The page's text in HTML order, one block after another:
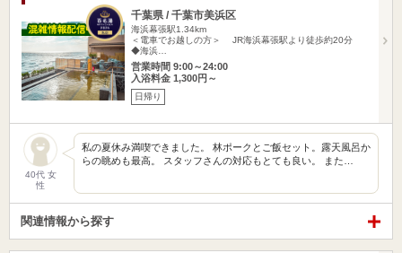
千葉県 / 千葉市美浜区
海浜幕張駅1.34km
＜電車でお越しの方＞ JR海浜幕張駅より徒歩約20分
◆海浜…
営業時間 9:00～24:00
入浴料金 1,300円～
日帰り
40代 女
性
私の夏休み満喫できました。 林ポークとご飯セット。露天風呂か
らの眺めも最高。 スタッフさんの対応もとても良い。 また…
関連情報から探す